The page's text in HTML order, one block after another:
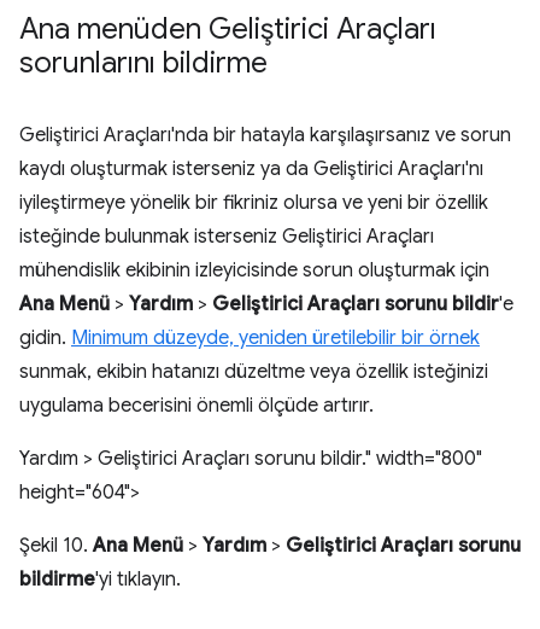
Ana menüden Geliştirici Araçları
sorunlarını bildirme
Geliştirici Araçları'nda bir hatayla karşılaşırsanız ve sorun
kaydı oluşturmak isterseniz ya da Geliştirici Araçları'nı
iyileştirmeye yönelik bir fikriniz olursa ve yeni bir özellik
isteğinde bulunmak isterseniz Geliştirici Araçları
mühendislik ekibinin izleyicisinde sorun oluşturmak için
Ana Menü > Yardım > Geliştirici Araçları sorunu bildir'e
gidin. Minimum düzeyde, yeniden üretilebilir bir örnek
sunmak, ekibin hatanızı düzeltme veya özellik isteğinizi
uygulama becerisini önemli ölçüde artırır.
Yardım > Geliştirici Araçları sorunu bildir." width="800"
height="604">
Şekil 10.Ana Menü > Yardım > Geliştirici Araçları sorunu
bildirme'yi tıklayın.